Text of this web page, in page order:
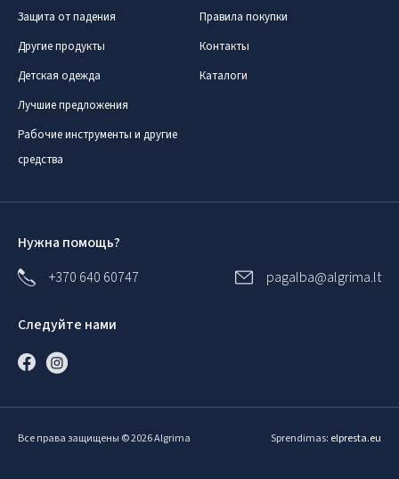
Защита от падения
Другие продукты
Детская одежда
Лучшие предложения
Рабочие инструменты и другие
средства
Правила покупки
Контакты
Каталоги
Нужна помощь?
+370 640 60747
pagalba@algrima.lt
Следуйте нами
Все права защищены © 2026 Algrima Sprendimas: elpresta.eu